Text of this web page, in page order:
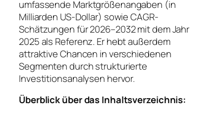
umfassende Marktgrößenangaben (in
Milliarden US-Dollar) sowie CAGR-
Schätzungen für 2026–2032 mit dem Jahr
2025 als Referenz. Er hebt außerdem
attraktive Chancen in verschiedenen
Segmenten durch strukturierte
Investitionsanalysen hervor.
Überblick über das Inhaltsverzeichnis: